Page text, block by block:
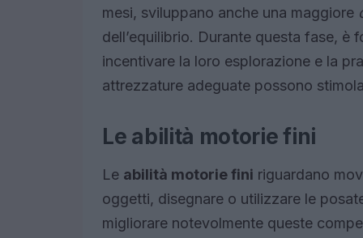
mesi, sviluppano anche una maggiore
dell’equilibrio. Durante questa fase, è
incentivare la loro esplorazione e la
attrezzature adeguate possono
Le abilità motorie fini
Le abilità motorie fini riguardano
oggetti, disegnare o utilizzare le
migliorare notevolmente queste